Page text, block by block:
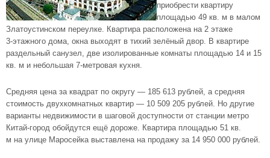
приобрести квартиру
площадью 49 кв. м в малом
Златоустинском переулке. Квартира расположена на 2 этаже
3-этажного дома, окна выходят в тихий зелёный двор. В квартире
раздельный санузел, две изолированные комнаты площадью 14 и 15
кв. м и небольшая 7-метровая кухня.
Средняя цена за квадрат по округу — 185 613 рублей, а средняя
стоимость двухкомнатных квартир — 10 509 205 рублей. Но другие
варианты недвижимости в шаговой доступности от станции метро
Китай-город обойдутся ещё дороже. Квартира площадью 51 кв.
м на улице Маросейка выставлена на продажу за 14 950 000 рублей.